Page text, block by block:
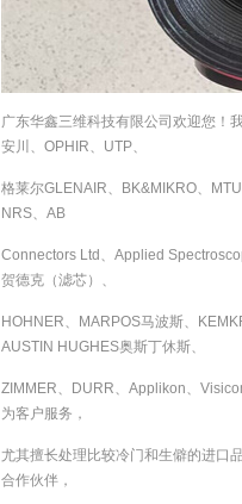
广东华鑫三维科技有限公司欢迎您！
安川、OPHIR、UTP、
格莱尔GLENAIR、BK&MIKRO、
NRS、AB
Connectors Ltd、Applied
贺德克（滤芯）、
HOHNER、MARPOS马波斯、
AUSTIN HUGHES奥斯丁休斯、
ZIMMER、DURR、Applikon、
为客户服务，
尤其擅长处理比较冷门和生僻的进口
合作伙伴，